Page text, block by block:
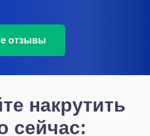
отзывы
накрутить
сейчас: